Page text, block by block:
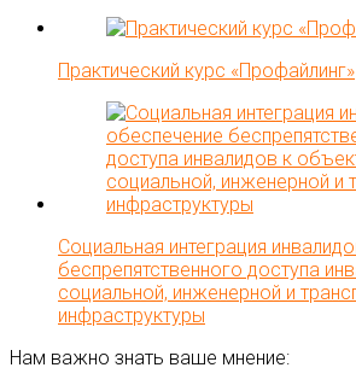
Практический курс «Профайлинг»
Социальная интеграция
беспрепятственного доступа
социальной, инженерной и
инфраструктуры
Нам важно знать ваше мнение: